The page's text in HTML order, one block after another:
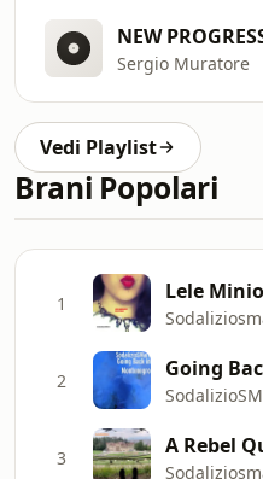
Sergio Muratore
Vedi Playlist
Brani Popolari
1 Lele
2 Going
3 A Rebel